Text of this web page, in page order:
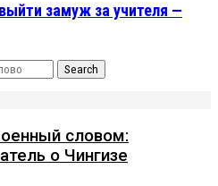
замуж за учителя —
Search
словом:
о Чингизе